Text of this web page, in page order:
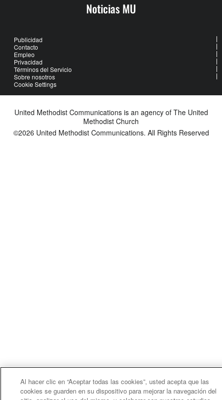
Noticias MU
Publicidad
Contacto
Empleo
Privacidad
Términos del Servicio
Sobre nosotros
Cookie Settings
United Methodist Communications is an agency of The United
Methodist Church
©2026 United Methodist Communications. All Rights Reserved
Al hacer clic en “Aceptar todas las cookies”, usted acepta que las
cookies se guarden en su dispositivo para mejorar la navegación del